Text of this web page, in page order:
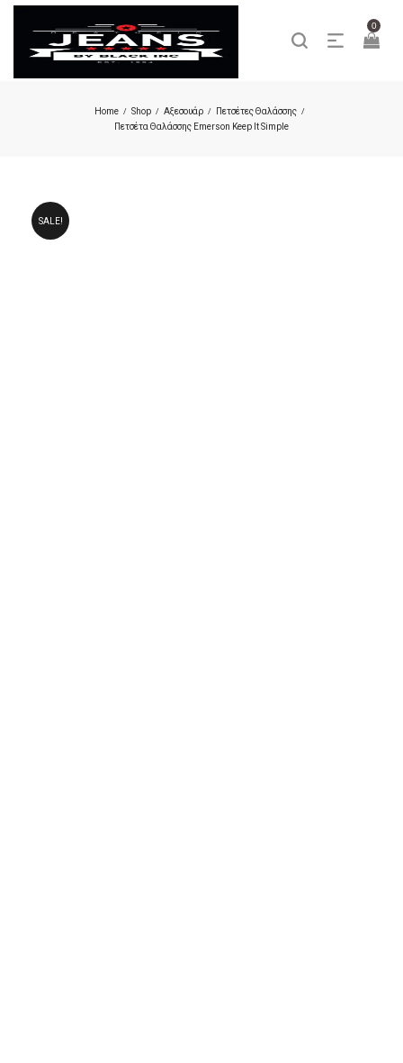
0
Home / Shop / Αξεσουάρ / Πετσέτες Θαλάσσης /
Πετσέτα Θαλάσσης Emerson Keep It Simple
SALE!